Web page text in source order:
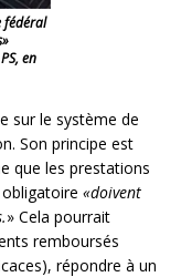
fédéral
en
sur le système de
Son principe est
que les prestations
obligatoire «doivent
» Cela pourrait
remboursés
répondre à un